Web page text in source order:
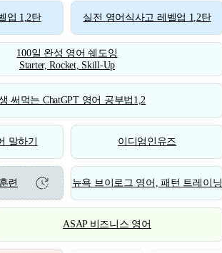
업 1,2탄 실전 영어식사고 레벨업 1,2탄
100일 완성 영어 쉐도잉
Starter, Rocket, Skill-Up
써먹는 ChatGPT 영어 공부법1,2
말하기 이디엄인유즈
련 뉴욕 브이로그 영어, 패턴 트레이닝
ASAP 비즈니스 영어